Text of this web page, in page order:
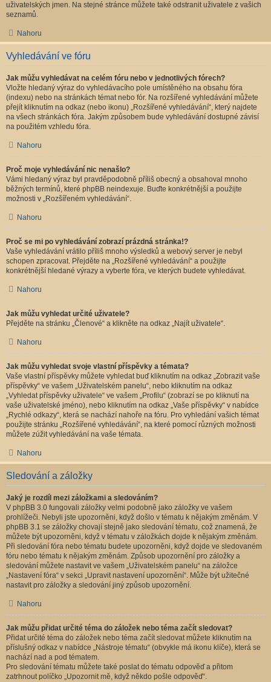
uživatelských jmen. Na stejné stránce můžete také odstranit uživatele z vašich
seznamů.
Nahoru
Vyhledávání ve fóru
Jak můžu vyhledávat na celém fóru nebo v jednotlivých fórech?
Vložte hledaný výraz do vyhledávacího pole umístěného na obsahu fóra
(indexu) nebo na stránkách témat nebo fór. Na rozšířené vyhledávání můžete
přejít kliknutím na odkaz (nebo ikonu) „Rozšířené vyhledávání“, který najdete
na všech stránkách fóra. Jakým způsobem bude vyhledávání dostupné závisí
na použitém vzhledu fóra.
Nahoru
Proč moje vyhledávání nic nenašlo?
Vámi hledaný výraz byl pravděpodobně příliš obecný a obsahoval mnoho
běžných termínů, které phpBB neindexuje. Buďte konkrétnější a použijte
možnosti v „Rozšířeném vyhledávání“.
Nahoru
Proč se mi po vyhledávání zobrazí prázdná stránka!?
Vaše vyhledávání vrátilo příliš mnoho výsledků a webový server je nebyl
schopen zpracovat. Přejděte na „Rozšířené vyhledávání“ a použijte
konkrétnější hledané výrazy a vyberte fóra, ve kterých budete vyhledávat.
Nahoru
Jak můžu vyhledat určité uživatele?
Přejděte na stránku „Členové“ a klikněte na odkaz „Najít uživatele“.
Nahoru
Jak můžu vyhledat svoje vlastní příspěvky a témata?
Vaše vlastní příspěvky můžete vyhledat buď kliknutím na odkaz „Zobrazit vaše
příspěvky“ ve vašem „Uživatelském panelu“, nebo kliknutím na odkaz
„Vyhledat příspěvky uživatele“ ve vašem „Profilu“ (zobrazí se po kliknutí na
vaše uživatelské jméno), nebo kliknutím na odkaz „Vaše příspěvky“ v nabídce
„Rychlé odkazy“, která se nachází nahoře na fóru. Pro vyhledání vašich témat
použijte stránku „Rozšířené vyhledávání“, na které pomocí různých možnosti
můžete zúžit vyhledávání na vaše témata.
Nahoru
Sledování a záložky
Jaký je rozdíl mezi záložkami a sledováním?
V phpBB 3.0 fungovali záložky velmi podobně jako záložky ve vašem
prohlížeči. Nebyli jste upozorněni, když došlo v tématu k nějakým změnám. V
phpBB 3.1 se záložky chovají stejně jako sledování tématu, což znamená, že
můžete být upozorněni, když v tématu v záložkách dojde k nějakým změnám.
Při sledování fóra nebo tématu budete upozorněni, když dojde ve sledovaném
fóru nebo tématu k nějakým změnám. Způsob upozornění pro záložky a
sledování můžete nastavit ve vašem „Uživatelském panelu“ na záložce
„Nastavení fóra“ v sekci „Upravit nastavení upozornění“. Může být užitečné
nastavit pro záložky a sledování jiný způsob upozornění.
Nahoru
Jak můžu přidat určité téma do záložek nebo téma začít sledovat?
Přidat určité téma do záložek nebo téma začít sledovat můžete kliknutím na
příslušný odkaz v nabídce „Nástroje tématu“ (obvykle má ikonu klíče), která se
nachází nad a pod tématem.
Pro sledování tématu můžete také poslat do tématu odpověď a přitom
zatrhnout políčko „Upozornit mě, když někdo pošle odpověď“.